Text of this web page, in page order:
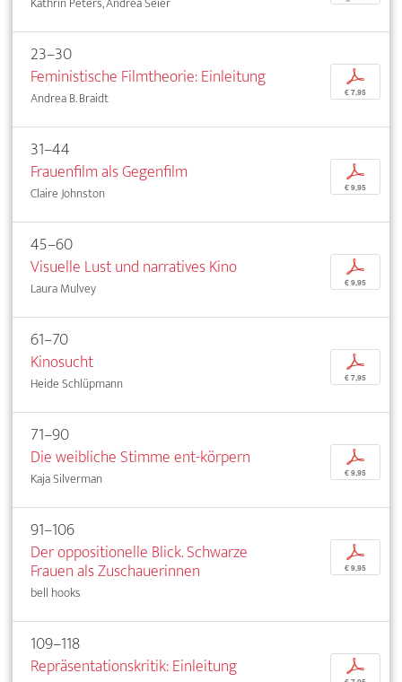
23–30
Feministische Filmtheorie: Einleitung
Andrea B. Braidt
p
€ 7,95
31–44
Frauenfilm als Gegenfilm
Claire Johnston
p
€ 9,95
45–60
Visuelle Lust und narratives Kino
Laura Mulvey
p
€ 9,95
61–70
Kinosucht
Heide Schlüpmann
p
€ 7,95
71–90
Die weibliche Stimme ent-körpern
Kaja Silverman
p
€ 9,95
91–106
Der oppositionelle Blick. Schwarze
Frauen als Zuschauerinnen
bell hooks
p
€ 9,95
109–118
Repräsentationskritik: Einleitung
p